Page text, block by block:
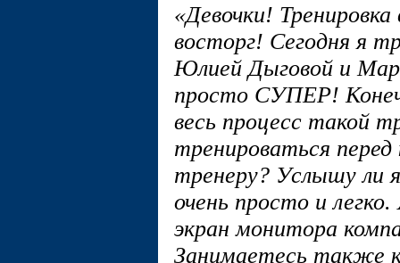
«Девочки!
восторг! Сегодня я
Юлией Дыговой и
просто СУПЕР!
весь процесс такой
тренироваться
тренеру? Услышу ли
очень просто и
экран монитора
Занимаетесь также